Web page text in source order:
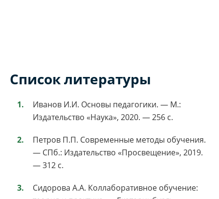
Список литературы
Иванов И.И. Основы педагогики. — М.:
Издательство «Наука», 2020. — 256 с.
Петров П.П. Современные методы обучения.
— СПб.: Издательство «Просвещение», 2019.
— 312 с.
Сидорова А.А. Коллаборативное обучение: